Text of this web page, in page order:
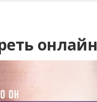
онлайн